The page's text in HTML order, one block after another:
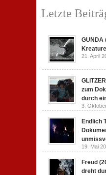
Letzte
GUNDA
21. April
zum
durch
3.
Endlich
19. Mai
Freud
dreht